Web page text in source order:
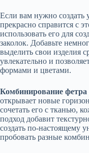
Если вам нужно создать
прекрасно справится с
использовать его для
заколок. Добавьте
выделить свои изделия
увлекательно и
формами и цветами.
Комбинирование
открывает новые
сочетать его с тканью,
подход добавит
создать по-настоящему
пробовать разные